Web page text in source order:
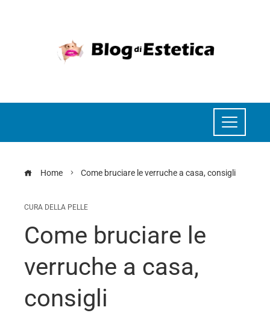
Home Come bruciare le verruche a casa, consigli
CURA DELLA PELLE
Come bruciare le
verruche a casa,
consigli